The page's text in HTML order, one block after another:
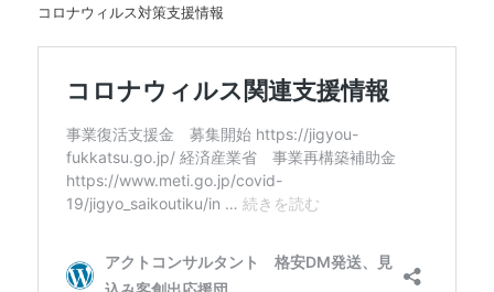
コロナウィルス対策支援情報